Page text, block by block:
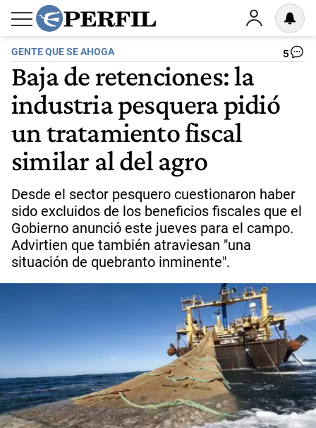
GENTE QUE SE AHOGA 5
Baja de retenciones: la
industria pesquera pidió
un tratamiento fiscal
similar al del agro
Desde el sector pesquero cuestionaron haber
sido excluidos de los beneficios fiscales que el
Gobierno anunció este jueves para el campo.
Advirtien que también atraviesan "una
situación de quebranto inminente".